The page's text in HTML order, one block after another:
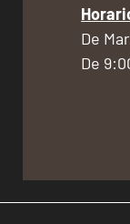
De
De